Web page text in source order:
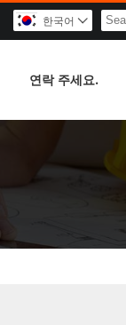
한국어 
연락 주세요.